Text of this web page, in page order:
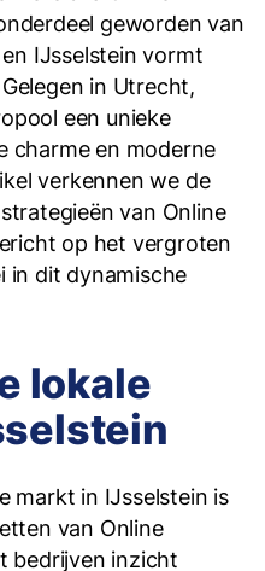
geworden van
IJsselstein vormt
in Utrecht,
een unieke
charme en moderne
verkennen we de
van Online
op het vergroten
in dit dynamische
lokale
markt in IJsselstein is
van Online
bedrijven inzicht